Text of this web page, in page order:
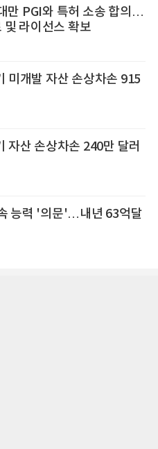
만 PGI와 특허 소송 합의…
및 라이선스 확보
미개발 자산 손상차손 915
자산 손상차손 240만 달러
능력 '의문'…내년 63억달